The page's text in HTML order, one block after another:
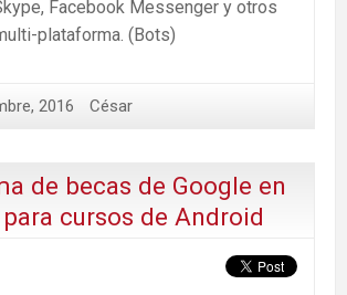
Facebook Messenger y otros
plataforma. (Bots)
2016 César
de becas de Google en
cursos de Android